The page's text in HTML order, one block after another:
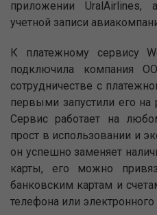
приложении
учетной записи
К платежному сервису
подключила компания
сотрудничестве с
первыми запустили его
Сервис работает на
прост в использовании и
он успешно заменяет
карты, его можно
банковским картам и
телефона или